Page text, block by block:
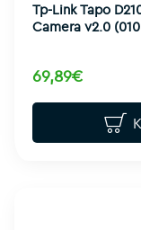
Tp-Link Tapo
Camera v2.0
69,89€